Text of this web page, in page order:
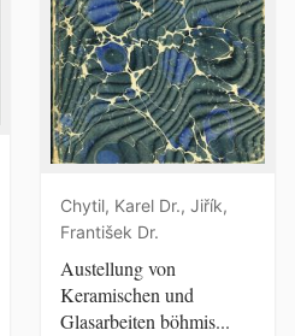
Chytil, Karel Dr., Jiřík,
František Dr.
Austellung von
Keramischen und
Glasarbeiten böhmis...